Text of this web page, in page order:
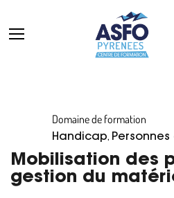
Formations
Particuliers
Entreprises
Domaine de formation
Handicap,
Mobilisation des
gestion du